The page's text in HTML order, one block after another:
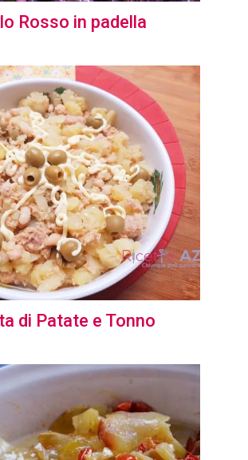
Rosso in padella
di Patate e Tonno